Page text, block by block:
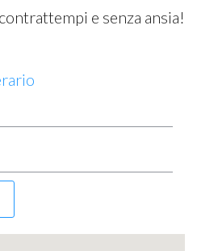
e senza ansia!